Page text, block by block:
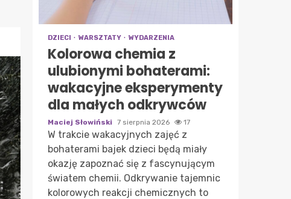
DZIECI WARSZTATY WYDARZENIA
Kolorowa chemia z
ulubionymi bohaterami:
wakacyjne eksperymenty
dla małych odkrywców
Maciej Słowiński 7 sierpnia 2026 17
W trakcie wakacyjnych zajęć z
bohaterami bajek dzieci będą miały
okazję zapoznać się z fascynującym
światem chemii. Odkrywanie tajemnic
kolorowych reakcji chemicznych to